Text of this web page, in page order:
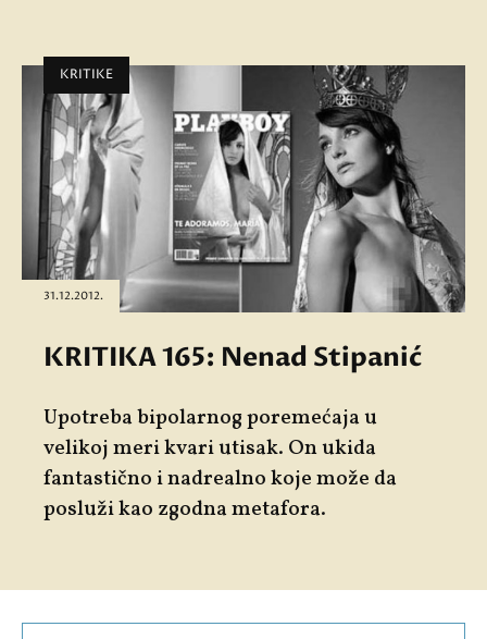
KRITIKE
31.12.2012.
KRITIKA 165: Nenad Stipanić
Upotreba bipolarnog poremećaja u
velikoj meri kvari utisak. On ukida
fantastično i nadrealno koje može da
posluži kao zgodna metafora.